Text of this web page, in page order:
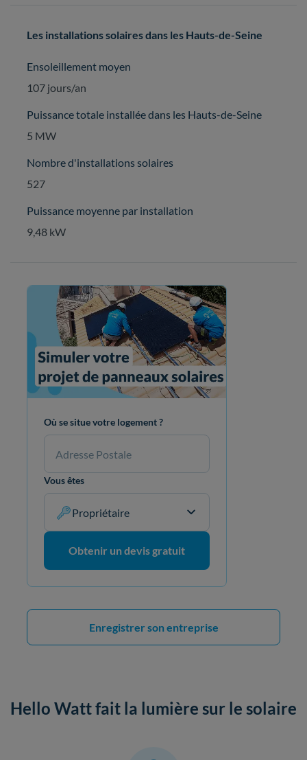
Les installations solaires dans les Hauts-de-Seine
Ensoleillement moyen
107 jours/an
Puissance totale installée dans les Hauts-de-Seine
5 MW
Nombre d'installations solaires
527
Puissance moyenne par installation
9,48 kW
Où se situe votre logement ?
Vous êtes
Propriétaire
Obtenir un devis gratuit
Enregistrer son entreprise
Hello Watt fait la lumière sur le solaire